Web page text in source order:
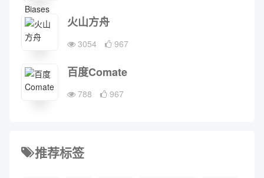
火山方舟
3054 967
百度Comate
788 967
推荐标签